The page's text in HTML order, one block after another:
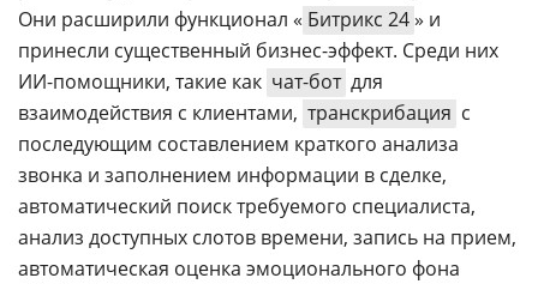
Они расширили функционал « Битрикс 24» и
принесли существенный бизнес-эффект. Среди них
ИИ-помощники, такие как чат-бот для
взаимодействия с клиентами, транскрибация с
последующим составлением краткого анализа
звонка и заполнением информации в сделке,
автоматический поиск требуемого специалиста,
анализ доступных слотов времени, запись на прием,
автоматическая оценка эмоционального фона